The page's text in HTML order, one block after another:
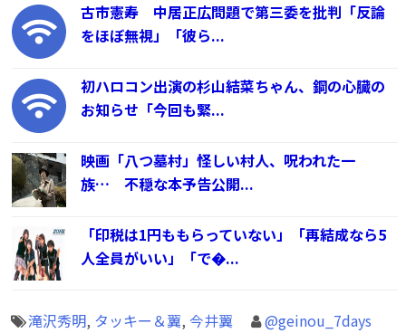
古市憲寿 中居正広問題で第三委を批判「反論
をほぼ無視」「彼ら...
初ハロコン出演の杉山結菜ちゃん、鋼の心臓の
お知らせ「今回も緊...
映画「八つ墓村」怪しい村人、呪われた一
族… 不穏な本予告公開...
「印税は1円ももらっていない」「再結成なら5
人全員がいい」「で�...
滝沢秀明, タッキー＆翼, 今井翼 @geinou_7days